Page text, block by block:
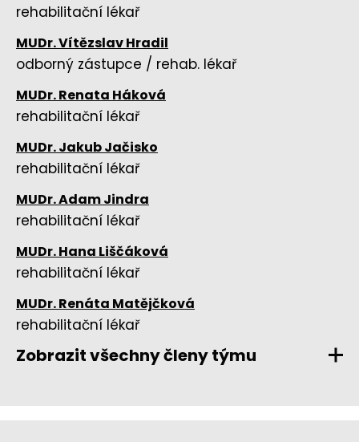
rehabilitační lékař
MUDr. Vítězslav Hradil
odborný zástupce / rehab. lékař
MUDr. Renata Háková
rehabilitační lékař
MUDr. Jakub Jačisko
rehabilitační lékař
MUDr. Adam Jindra
rehabilitační lékař
MUDr. Hana Liščáková
rehabilitační lékař
MUDr. Renáta Matějčková
rehabilitační lékař
Zobrazit všechny členy týmu